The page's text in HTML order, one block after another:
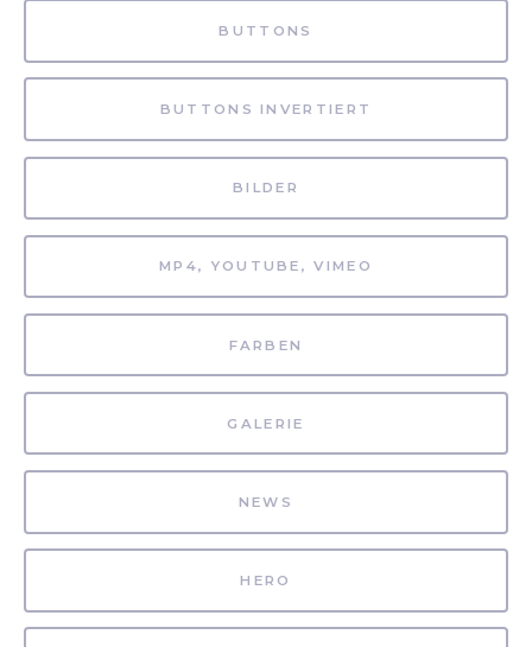
BUTTONS
BUTTONS INVERTIERT
BILDER
MP4, YOUTUBE, VIMEO
FARBEN
GALERIE
NEWS
HERO